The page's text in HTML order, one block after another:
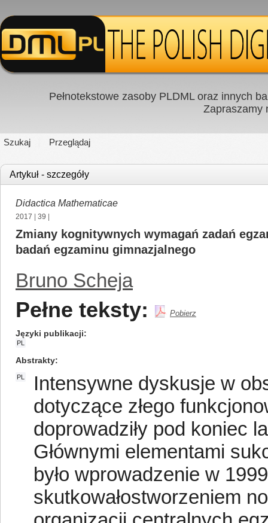
Pełnotekstowe zasoby PLDML oraz innych
Zapraszamy
Szukaj Przeglądaj
Artykuł - szczegóły
Didactica Mathematicae
2017 39
Zmiany kognitywnych wymagań zadań
badań egzaminu gimnazjalnego
Bruno Scheja
Pełne teksty: Pobierz
Języki publikacji
PL
Abstrakty
PL
Intensywne dyskusje w
dotyczące złego
doprowadziły pod koniec
Głównymi elementami
było wprowadzenie w
skutkowałostworzeniem